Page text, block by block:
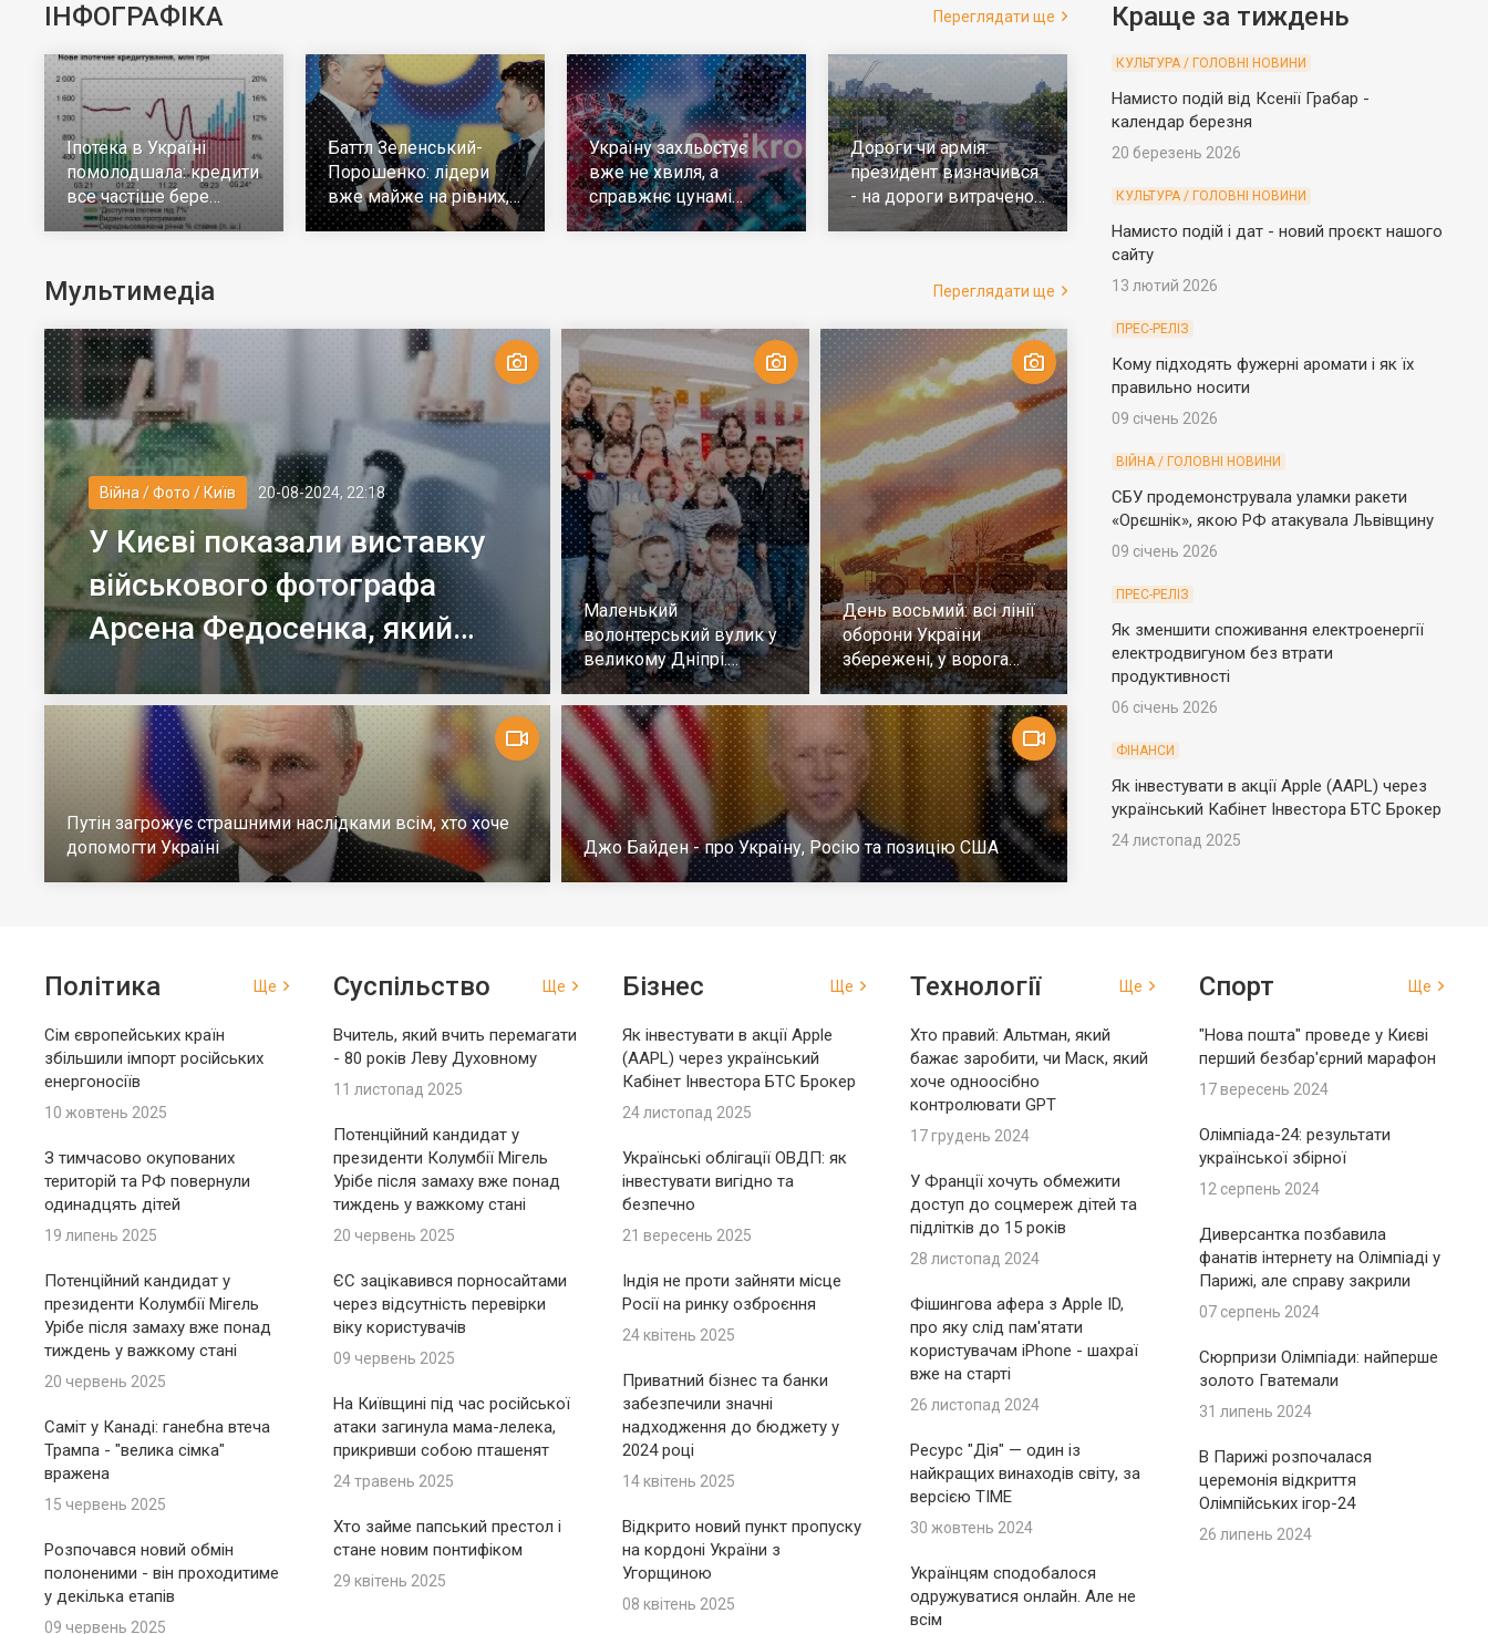
ІНФОГРАФІКА Переглядати ще
Іпотека в Україні
помолодшала: кредити
все частіше бере
молодь до 30 років
Баттл Зеленський-
Порошенко: лідери
вже майже на рівних,
але багато тих, хто не
Україну захльостує
вже не хвиля, а
справжнє цунамі
ковіда. Що робити
Дороги чи армія:
президент визначився
- на дороги витрачено
у 10 разів більше
Мультимедіа Переглядати ще
Війна / Фото / Київ 20-08-2024, 22:18
У Києві показали виставку
військового фотографа
Арсена Федосенка, який
загинув на війні
Маленький
волонтерський вулик у
великому Дніпрі.
Репортаж
День восьмий: всі лінії
оборони України
збережені, у ворога
немає успіху
Путін загрожує страшними наслідками всім, хто хоче
допомогти Україні
Джо Байден - про Україну, Росію та позицію США
Краще за тиждень
КУЛЬТУРА / ГОЛОВНІ НОВИНИ
Намисто подій від Ксенії Грабар -
календар березня
20 березень 2026
КУЛЬТУРА / ГОЛОВНІ НОВИНИ
Намисто подій і дат - новий проєкт нашого
сайту
13 лютий 2026
ПРЕС-РЕЛІЗ
Кому підходять фужерні аромати і як їх
правильно носити
09 січень 2026
ВІЙНА / ГОЛОВНІ НОВИНИ
СБУ продемонструвала уламки ракети
«Орєшнік», якою РФ атакувала Львівщину
09 січень 2026
ПРЕС-РЕЛІЗ
Як зменшити споживання електроенергії
електродвигуном без втрати
продуктивності
06 січень 2026
ФІНАНСИ
Як інвестувати в акції Apple (AAPL) через
український Кабінет Інвестора БТС Брокер
24 листопад 2025
Політика Ще
Сім європейських країн
збільшили імпорт російських
енергоносіїв
10 жовтень 2025
З тимчасово окупованих
територій та РФ повернули
одинадцять дітей
19 липень 2025
Потенційний кандидат у
президенти Колумбії Мігель
Урібе після замаху вже понад
тиждень у важкому стані
20 червень 2025
Саміт у Канаді: ганебна втеча
Трампа - "велика сімка"
вражена
15 червень 2025
Розпочався новий обмін
полоненими - він проходитиме
у декілька етапів
09 червень 2025
Суспільство Ще
Вчитель, який вчить перемагати
- 80 років Леву Духовному
11 листопад 2025
Потенційний кандидат у
президенти Колумбії Мігель
Урібе після замаху вже понад
тиждень у важкому стані
20 червень 2025
ЄС зацікавився порносайтами
через відсутність перевірки
віку користувачів
09 червень 2025
На Київщині під час російської
атаки загинула мама-лелека,
прикривши собою пташенят
24 травень 2025
Хто займе папський престол і
стане новим понтифіком
29 квітень 2025
Бізнес Ще
Як інвестувати в акції Apple
(AAPL) через український
Кабінет Інвестора БТС Брокер
24 листопад 2025
Українські облігації ОВДП: як
інвестувати вигідно та
безпечно
21 вересень 2025
Індія не проти зайняти місце
Росії на ринку озброєння
24 квітень 2025
Приватний бізнес та банки
забезпечили значні
надходження до бюджету у
2024 році
14 квітень 2025
Відкрито новий пункт пропуску
на кордоні України з
Угорщиною
08 квітень 2025
Технології Ще
Хто правий: Альтман, який
бажає заробити, чи Маск, який
хоче одноосібно
контролювати GPT
17 грудень 2024
У Франції хочуть обмежити
доступ до соцмереж дітей та
підлітків до 15 років
28 листопад 2024
Фішингова афера з Apple ID,
про яку слід пам'ятати
користувачам iPhone - шахраї
вже на старті
26 листопад 2024
Ресурс "Дія" — один із
найкращих винаходів світу, за
версією TIME
30 жовтень 2024
Українцям сподобалося
одружуватися онлайн. Але не
всім
Спорт Ще
"Нова пошта" проведе у Києві
перший безбар'єрний марафон
17 вересень 2024
Олімпіада-24: результати
української збірної
12 серпень 2024
Диверсантка позбавила
фанатів інтернету на Олімпіаді у
Парижі, але справу закрили
07 серпень 2024
Сюрпризи Олімпіади: найперше
золото Гватемали
31 липень 2024
В Парижі розпочалася
церемонія відкриття
Олімпійських ігор-24
26 липень 2024